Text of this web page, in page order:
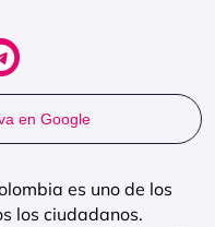
en Google
es uno de los
los ciudadanos.